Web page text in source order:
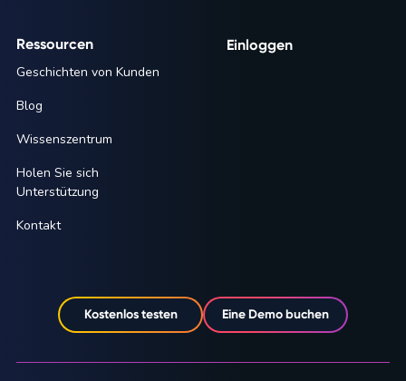
Ressourcen
Geschichten von Kunden
Blog
Wissenszentrum
Holen Sie sich
Unterstützung
Kontakt
Einloggen
Kostenlos testen Eine Demo buchen